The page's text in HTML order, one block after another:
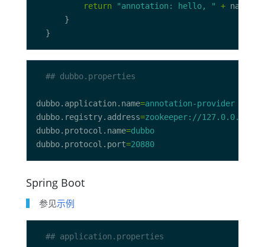
return
"annotation: hello, " +
## dubbo.properties
dubbo.application.name=annotation-provider
dubbo.registry.address=zookeeper://
dubbo.protocol.name=dubbo
dubbo.protocol.port=20880
Spring Boot
参见示例
## application.properties